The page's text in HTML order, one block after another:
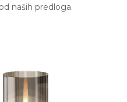
naših predloga.